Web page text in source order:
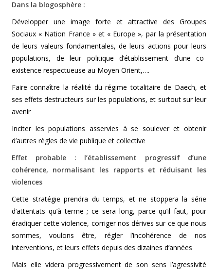
Dans la blogosphère :
Développer une image forte et attractive des Groupes
Sociaux « Nation France » et « Europe », par la présentation
de leurs valeurs fondamentales, de leurs actions pour leurs
populations, de leur politique d’établissement d’une co-
existence respectueuse au Moyen Orient,….
Faire connaître la réalité du régime totalitaire de Daech, et
ses effets destructeurs sur les populations, et surtout sur leur
avenir
Inciter les populations asservies à se soulever et obtenir
d’autres règles de vie publique et collective
Effet probable : l’établissement progressif d’une
cohérence, normalisant les rapports et réduisant les
violences
Cette stratégie prendra du temps, et ne stoppera la série
d’attentats qu’à terme ; ce sera long, parce qu’il faut, pour
éradiquer cette violence, corriger nos dérives sur ce que nous
sommes, voulons être, régler l’incohérence de nos
interventions, et leurs effets depuis des dizaines d’années
Mais elle videra progressivement de son sens l’agressivité